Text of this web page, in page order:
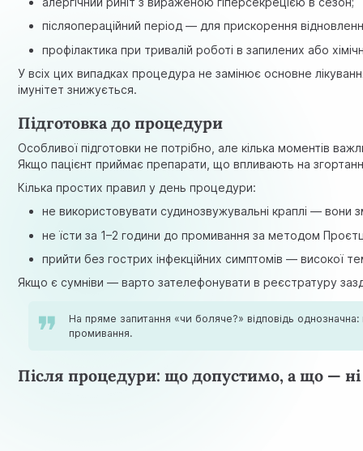
післяопераційний період — для прискорення
профілактика при тривалій роботі в запилених або
У всіх цих випадках процедура не замінює основне
імунітет знижується.
Підготовка до процедури
Особливої підготовки не потрібно, але кілька моментів
Якщо пацієнт приймає препарати, що впливають на
Кілька простих правил у день процедури:
не використовувати судинозвужувальні краплі — вони
не їсти за 1–2 години до промивання за методом
прийти без гострих інфекційних симптомів — високої
Якщо є сумніви — варто зателефонувати в реєстратуру
На пряме запитання «чи боляче?» відповідь
промивання.
Після процедури: що допустимо, а що — ні